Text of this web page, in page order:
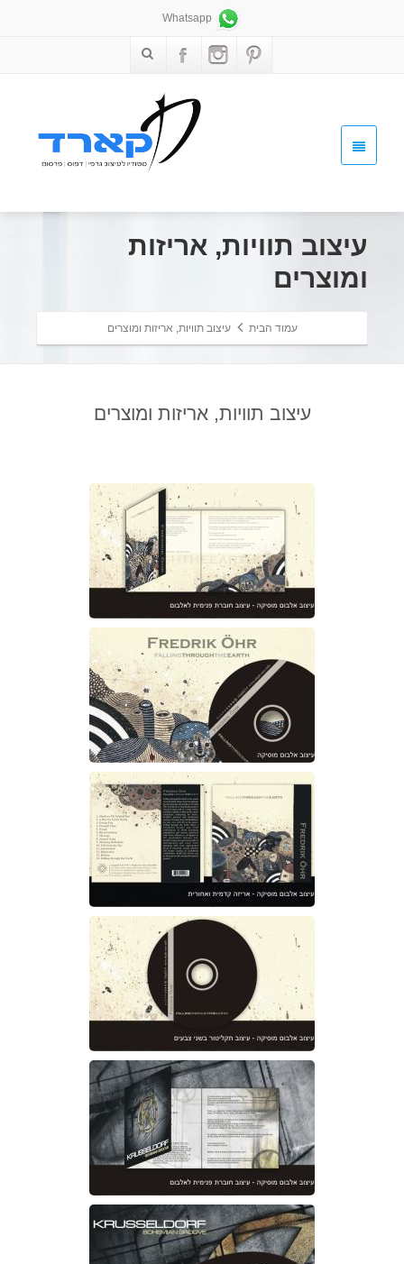
עיצוב תוויות, אריזות
ומוצרים
עמוד הבית עיצוב תוויות, אריזות ומוצרים
עיצוב תוויות, אריזות ומוצרים